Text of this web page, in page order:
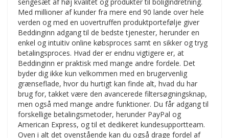
Med millioner af kunder fra mere end 90 lande over hele
verden og med en uovertruffen produktportefølje giver
Beddinginn adgang til de bedste tjenester, herunder en
enkel og intuitiv online købsproces samt en sikker og tryg
betalingsproces. Hvad der er endnu vigtigere er, at
Beddinginn er praktisk med mange andre fordele. Det
byder dig ikke kun velkommen med en brugervenlig
grænseflade, hvor du hurtigt kan finde alt, hvad du har
brug for, takket være den avancerede filtersøgningsknap,
men også med mange andre funktioner. Du får adgang til
forskellige betalingsmetoder, herunder PayPal og
American Express, og til et dedikeret kundesupportteam.
Oven i alt det ovenstående kan du også drage fordel af